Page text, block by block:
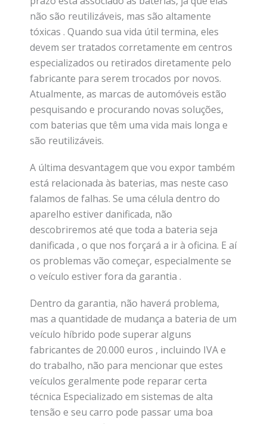
não são reutilizáveis, mas são altamente
tóxicas . Quando sua vida útil termina, eles
devem ser tratados corretamente em centros
especializados ou retirados diretamente pelo
fabricante para serem trocados por novos.
Atualmente, as marcas de automóveis estão
pesquisando e procurando novas soluções,
com baterias que têm uma vida mais longa e
são reutilizáveis.
A última desvantagem que vou expor também
está relacionada às baterias, mas neste caso
falamos de falhas. Se uma célula dentro do
aparelho estiver danificada, não
descobriremos até que toda a bateria seja
danificada , o que nos forçará a ir à oficina. E aí
os problemas vão começar, especialmente se
o veículo estiver fora da garantia .
Dentro da garantia, não haverá problema,
mas a quantidade de mudança a bateria de um
veículo híbrido pode superar alguns
fabricantes de 20.000 euros , incluindo IVA e
do trabalho, não para mencionar que estes
veículos geralmente pode reparar certa
técnica Especializado em sistemas de alta
tensão e seu carro pode passar uma boa